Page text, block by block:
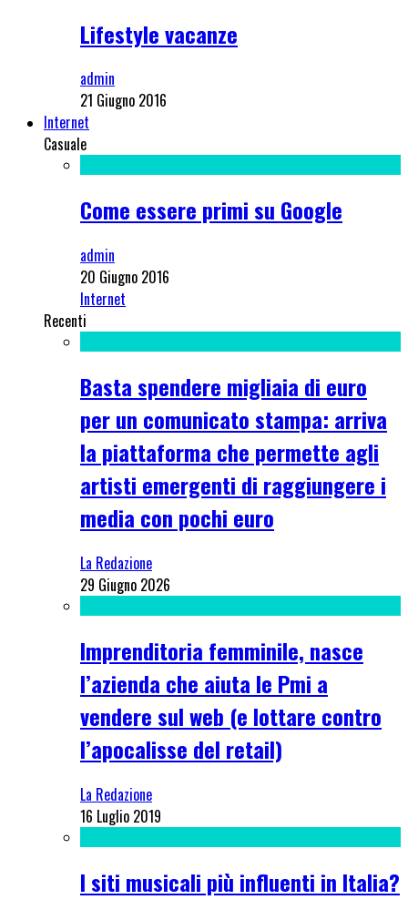
Lifestyle vacanze
admin
21 Giugno 2016
Internet
Casuale
Come essere primi su Google
admin
20 Giugno 2016
Internet
Recenti
Basta spendere migliaia di euro
per un comunicato stampa: arriva
la piattaforma che permette agli
artisti emergenti di raggiungere i
media con pochi euro
La Redazione
29 Giugno 2026
Imprenditoria femminile, nasce
l’azienda che aiuta le Pmi a
vendere sul web (e lottare contro
l’apocalisse del retail)
La Redazione
16 Luglio 2019
I siti musicali più influenti in Italia?